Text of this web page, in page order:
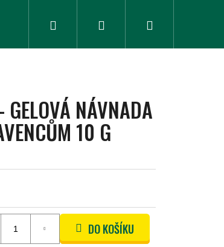
ZBOŽÍHledat Přihlášení Nákupní
GELOVÁ NÁVNADA
10 G
DO KOŠÍKU